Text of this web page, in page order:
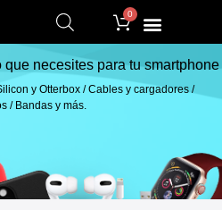
0
necesites para tu smartphone
y Otterbox / Cables y cargadores /
/ Bandas y más.